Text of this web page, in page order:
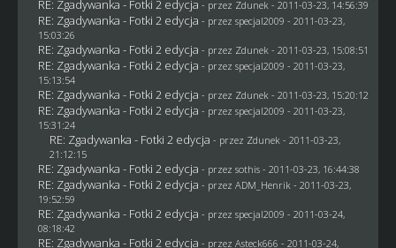
RE: Zgadywanka - Fotki 2 edycja - przez Zdunek - 2011-03-23, 14:56:39
RE: Zgadywanka - Fotki 2 edycja - przez specjal2009 - 2011-03-23,
15:03:26
RE: Zgadywanka - Fotki 2 edycja - przez Zdunek - 2011-03-23, 15:08:51
RE: Zgadywanka - Fotki 2 edycja - przez specjal2009 - 2011-03-23,
15:13:54
RE: Zgadywanka - Fotki 2 edycja - przez Zdunek - 2011-03-23, 15:20:12
RE: Zgadywanka - Fotki 2 edycja - przez specjal2009 - 2011-03-23,
15:31:24
RE: Zgadywanka - Fotki 2 edycja - przez Zdunek - 2011-03-23,
21:12:15
RE: Zgadywanka - Fotki 2 edycja - przez sothis- 2011-03-23, 16:44:38
RE: Zgadywanka - Fotki 2 edycja - przez ADM_Henrik - 2011-03-23,
19:52:59
RE: Zgadywanka - Fotki 2 edycja - przez specjal2009 - 2011-03-24,
08:18:42
RE: Zgadywanka - Fotki 2 edycja - przez Asteck666 - 2011-03-24,